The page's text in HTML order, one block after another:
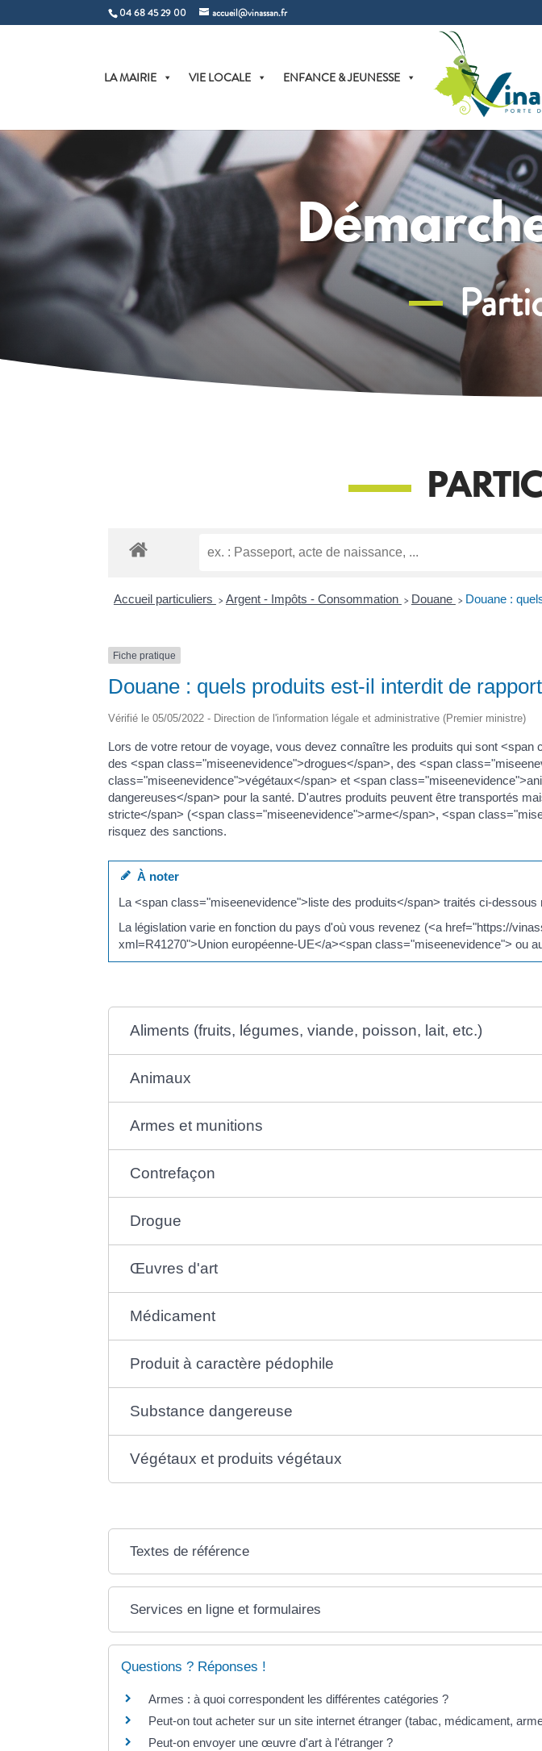
04 68 45 29 00 accueil@vinassan.fr
LA MAIRIE VIE LOCALE ENFANCE & JEUNESSE
Accueil particuliers > Argent - Impôts - Consommation > Douane > Douane :
Fiche pratique
Douane : quels produits est-il interdit de
Vérifié le 05/05/2022 - Direction de l'information légale et administrative (Premier ministre)
Lors de votre retour de voyage, vous devez connaître les produits qui sont
des <span class="miseenevidence">drogues</span>, des <span
class="miseenevidence">végétaux</span> et <span
dangereuses</span> pour la santé. D'autres produits peuvent être transportés
stricte</span> (<span class="miseenevidence">arme</span>, <span
risquez des sanctions.
À noter
La <span class="miseenevidence">liste des produits</span> traités ci-
La législation varie en fonction du pays d'où vous revenez (<a href="https://
xml=R41270">Union européenne-UE</a><span class="miseenevidence"> ou
Aliments (fruits, légumes, viande, poisson, lait, etc.)
Animaux
Armes et munitions
Contrefaçon
Drogue
Œuvres d'art
Médicament
Produit à caractère pédophile
Substance dangereuse
Végétaux et produits végétaux
Textes de référence
Services en ligne et formulaires
Questions ? Réponses !
Armes : à quoi correspondent les différentes catégories ?
Peut-on tout acheter sur un site internet étranger (tabac, médicament,
Peut-on envoyer une œuvre d'art à l'étranger ?